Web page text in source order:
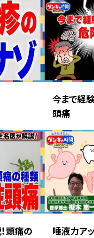
今まで経
頭痛
頭痛の
唾液力ア